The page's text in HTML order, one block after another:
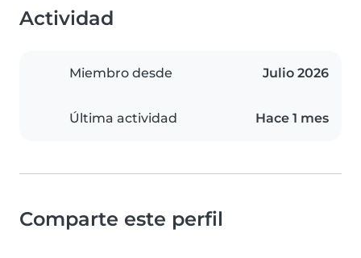
Actividad
Miembro desde Julio 2026
Última actividad Hace 1 mes
Comparte este perfil